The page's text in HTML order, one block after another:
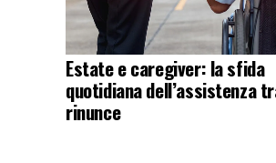
Estate e caregiver: la sfida
quotidiana dell’assistenza
rinunce